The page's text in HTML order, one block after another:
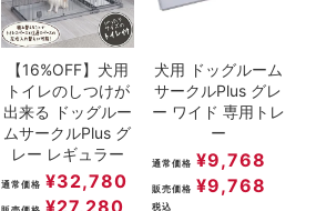
person 新規会員登録
【16%OFF】犬用
トイレのしつけが
出来る ドッグルー
ムサークルPlus グ
レー レギュラー
通常価格 ¥32,780
犬用 ドッグルーム
サークルPlus グレ
ー ワイド 専用トレ
ー
通常価格 ¥9,768
販売価格 ¥9,768
税込